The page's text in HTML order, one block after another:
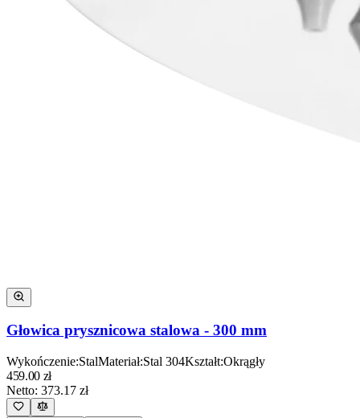
Głowica prysznicowa stalowa - 300 mm
Wykończenie:StalMateriał:Stal 304Kształt:Okrągły
459.00 zł
Netto: 373.17 zł